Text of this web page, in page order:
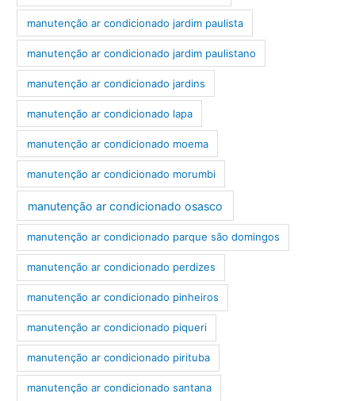
manutenção ar condicionado jardim paulista
manutenção ar condicionado jardim paulistano
manutenção ar condicionado jardins
manutenção ar condicionado lapa
manutenção ar condicionado moema
manutenção ar condicionado morumbi
manutenção ar condicionado osasco
manutenção ar condicionado parque são domingos
manutenção ar condicionado perdizes
manutenção ar condicionado pinheiros
manutenção ar condicionado piqueri
manutenção ar condicionado pirituba
manutenção ar condicionado santana